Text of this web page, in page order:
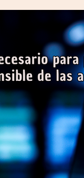
y establecer